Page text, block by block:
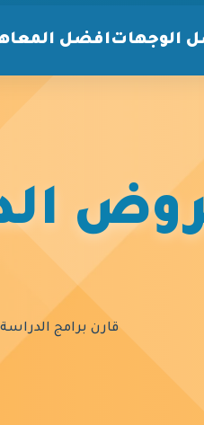
الوجهاتافضل
قارن برامج